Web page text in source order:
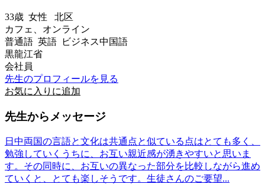
33歳 女性 北区
カフェ、オンライン
普通語 英語 ビジネス中国語
黒龍江省
会社員
先生のプロフィールを見る
お気に入りに追加
先生からメッセージ
日中両国の言語と文化は共通点と似ている点はとても多く、
勉強していくうちに、お互い親近感が湧きやすいと思いま
す。その同時に、お互いの異なった部分を比較しながら進め
ていくと、とても楽しそうです。生徒さんのご要望...